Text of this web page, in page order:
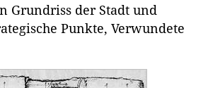
Grundriss der Stadt und
Punkte, Verwundete